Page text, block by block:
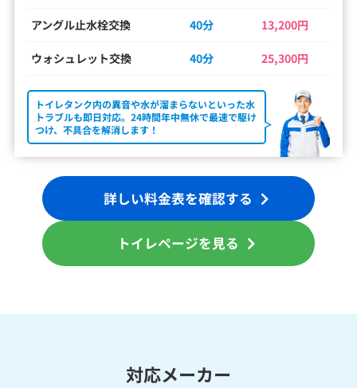
アングル止水栓交換 40分 13,200円
ウォシュレット交換 40分 25,300円
トイレタンク内の異音や水が溜まらないといった水
トラブルも即日対応。24時間年中無休で最速で駆け
つけ、不具合を解消します！
詳しい料金表を確認する
トイレページを見る
対応メーカー